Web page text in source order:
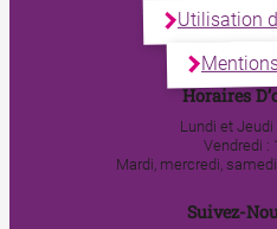
Utilisation
Horaires
Lundi et Jeudi
Vendredi :
Mardi, mercredi,
Suivez-